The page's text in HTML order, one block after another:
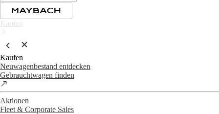
Kaufen
Neuwagenbestand entdecken
Gebrauchtwagen finden
Aktionen
Fleet & Corporate Sales